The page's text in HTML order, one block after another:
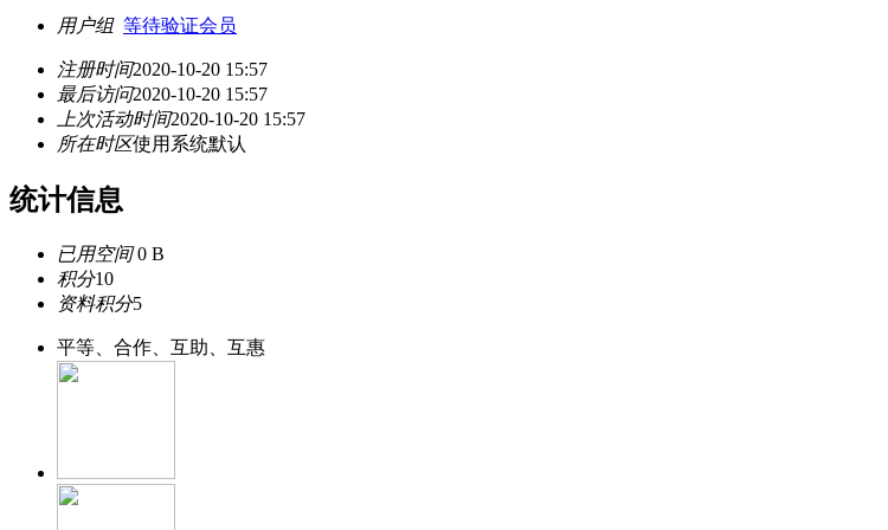
用户组 等待验证会员
注册时间2020-10-20 15:57
最后访问2020-10-20 15:57
上次活动时间2020-10-20 15:57
所在时区使用系统默认
统计信息
已用空间0 B
积分10
资料积分5
平等、合作、互助、互惠